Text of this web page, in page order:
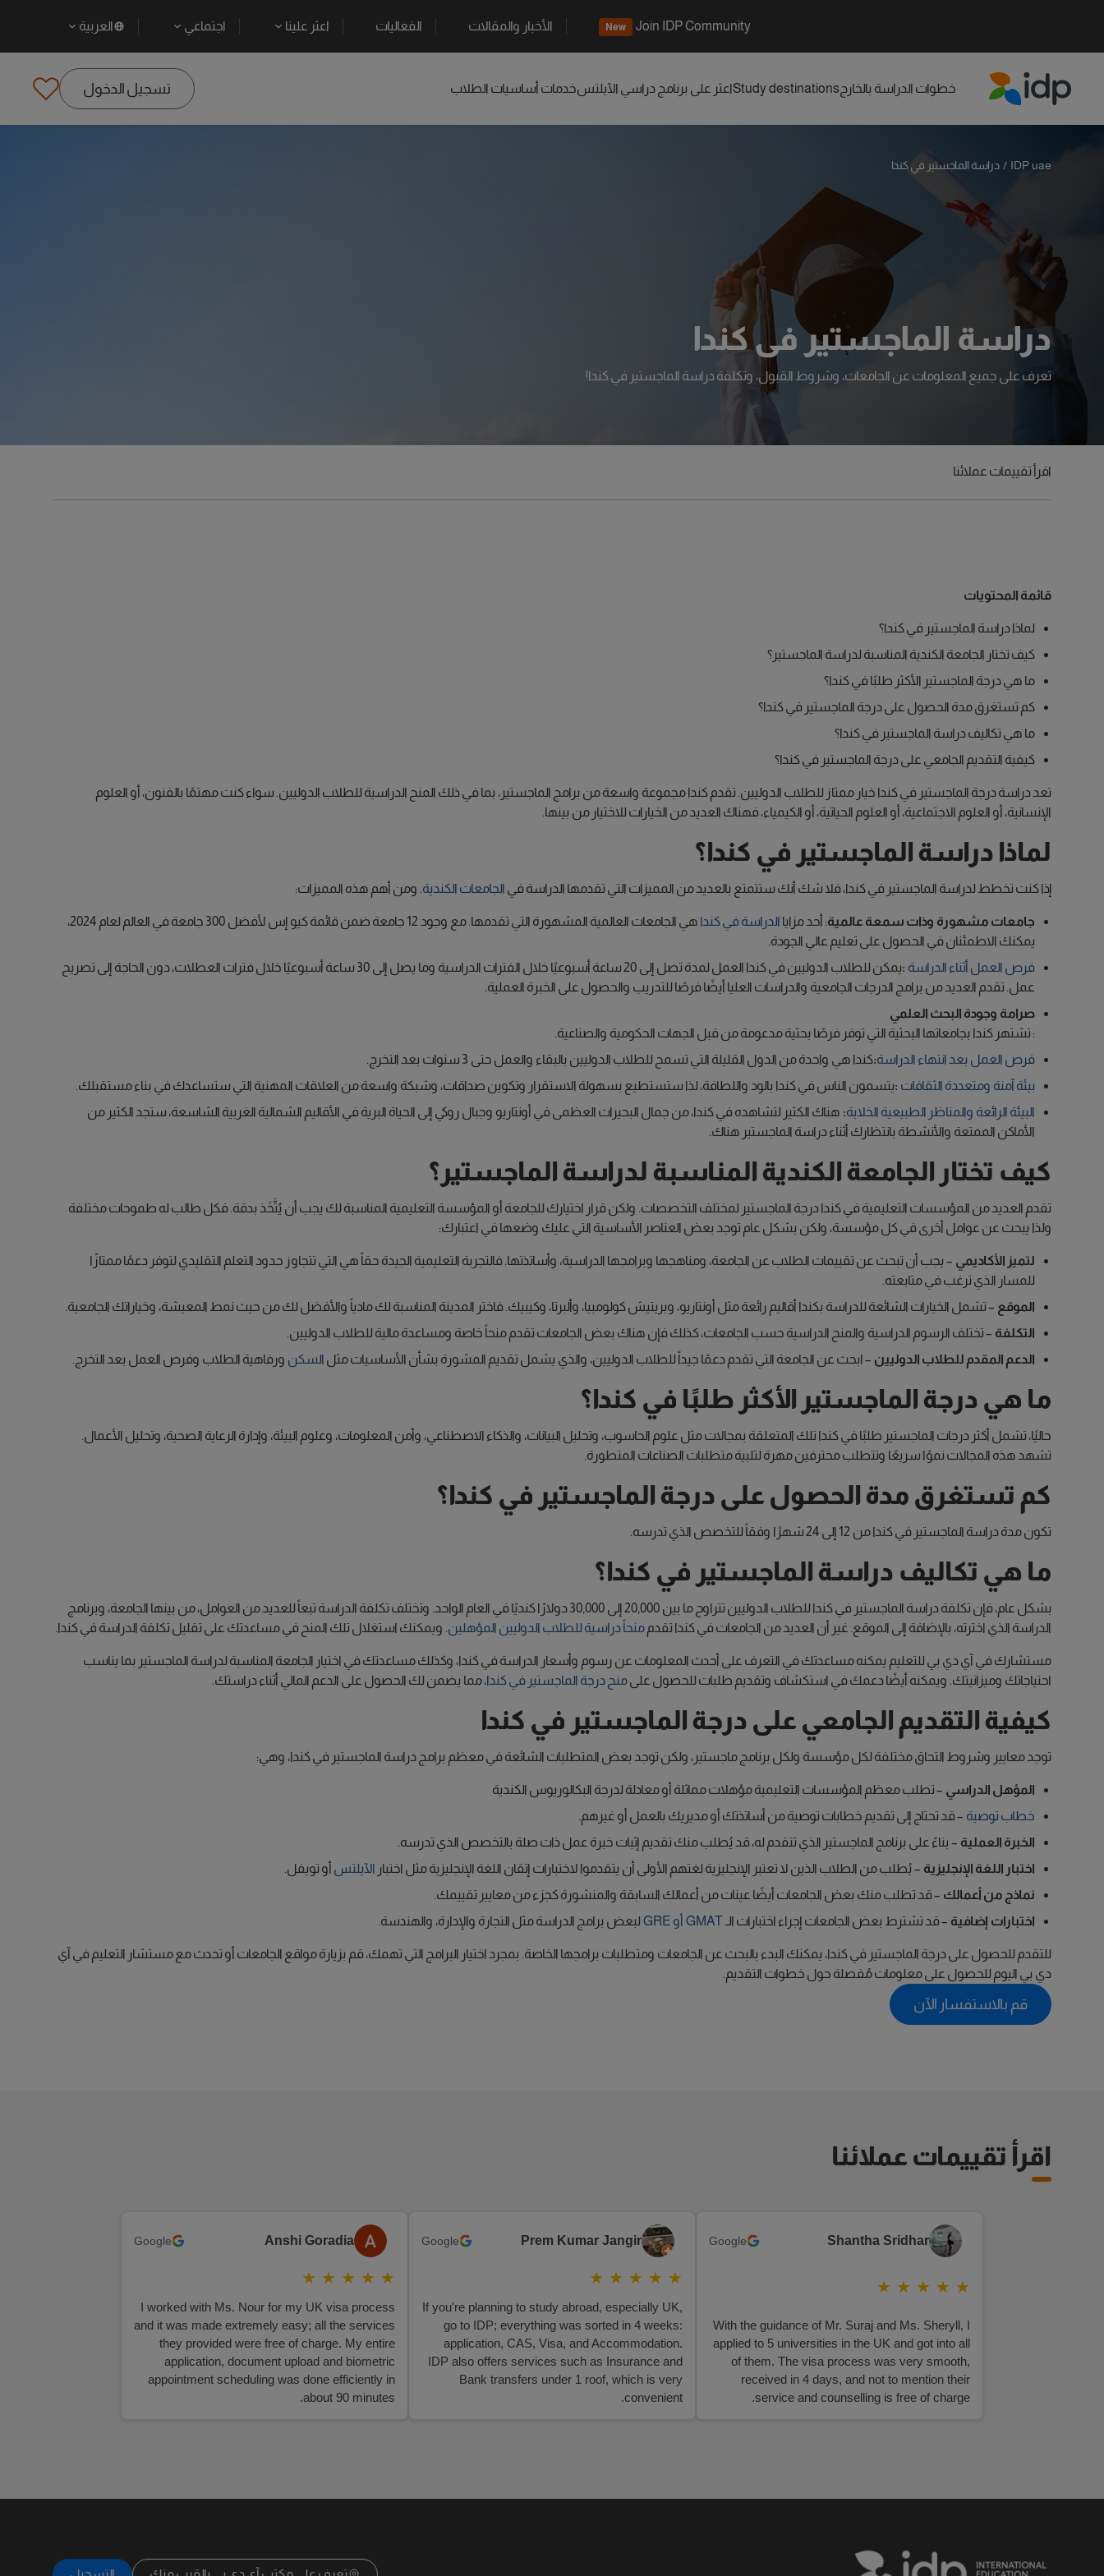
Join IDP Community
New الأخبار والمقالات الفعاليات اعثر علينا اجتماعي العربية
خطوات الدراسة بالخارج Study destinationsاعثر على برنامج دراسي الآيلتسخدمات أساسيات الطلاب تسجيل الدخول
IDP uae
/ دراسة الماجستير في كندا
دراسة الماجستير في كندا
تعرف على جميع المعلومات عن الجامعات، وشروط القبول، وتكلفة دراسة الماجستير في كندا!
اقرأ تقييمات عملائنا
قائمة المحتويات
لماذا دراسة الماجستير في كندا؟
كيف تختار الجامعة الكندية المناسبة لدراسة الماجستير؟
ما هي درجة الماجستير الأكثر طلبًا في كندا؟
كم تستغرق مدة الحصول على درجة الماجستير في كندا؟
ما هي تكاليف دراسة الماجستير في كندا؟
كيفية التقديم الجامعي على درجة الماجستير في كندا؟
تعد دراسة درجة الماجستير في كندا خيار ممتاز للطلاب الدوليين. تقدم كندا مجموعة واسعة من برامج الماجستير، بما في ذلك المنح الدراسية للطلاب الدوليين. سواء كنت مهتمًا بالفنون، أو العلوم
الإنسانية، أو العلوم الاجتماعية، أو العلوم الحياتية، أو الكيمياء، فهناك العديد من الخيارات للاختيار من بينها.
لماذا دراسة الماجستير في كندا؟
إذا كنت تخطط لدراسة الماجستير في كندا، فلا شك أنك ستتمتع بالعديد من المميزات التي تقدمها الدراسة في الجامعات الكندية . ومن أهم هذه المميزات:
جامعات مشهورة وذات سمعة عالمية: أحد مزايا الدراسة في كندا
هي الجامعات العالمية المشهورة التي تقدمها. مع وجود 12 جامعة ضمن قائمة كيو إس لأفضل 300 جامعة في العالم لعام 2024،
يمكنك الاطمئنان في الحصول على تعليم عالي الجودة.
فرص العمل أثناء الدراسة :
يمكن للطلاب الدوليين في كندا العمل لمدة تصل إلى 20 ساعة أسبوعيًا خلال الفترات الدراسية وما يصل إلى 30 ساعة أسبوعيًا خلال فترات العطلات، دون الحاجة إلى تصريح
عمل. تقدم العديد من برامج الدرجات الجامعية والدراسات العليا أيضًا فرصًا للتدريب والحصول على الخبرة العملية.
صرامة وجودة البحث العلمي
: تشتهر كندا بجامعاتها البحثية التي توفر فرصًا بحثية مدعومة من قبل الجهات الحكومية والصناعية.
فرص العمل بعد انتهاء الدراسة:كندا هي واحدة من الدول القليلة التي تسمح للطلاب الدوليين بالبقاء والعمل حتى 3 سنوات بعد التخرج.
بيئة آمنة ومتعددة الثقافات :يتسمون الناس في كندا بالود واللطافة، لذا ستستطيع بسهولة الاستقرار وتكوين صداقات، وشبكة واسعة من العلاقات المهنية التي ستساعدك في بناء مستقبلك.
البيئة الرائعة والمناظر الطبيعية الخلابة: هناك الكثير لتشاهده في كندا، من جمال البحيرات العظمى في أونتاريو وجبال روكي إلى الحياة البرية في الأقاليم الشمالية الغربية الشاسعة، ستجد الكثير من
الأماكن الممتعة والأنشطة بانتظارك أثناء دراسة الماجستير هناك.
كيف تختار الجامعة الكندية المناسبة لدراسة الماجستير؟
تقدم العديد من المؤسسات التعليمية في كندا درجة الماجستير لمختلف التخصصات. ولكن قرار اختيارك للجامعة أو المؤسسة التعليمية المناسبة لك يجب أن يُتَّخَذ بدقة. فكل طالب له طموحات مختلفة
ولذا يبحث عن عوامل أخرى في كل مؤسسة، ولكن بشكل عام توجد بعض العناصر الأساسية التي عليك وضعها في اعتبارك:
لتميز الأكاديمي – يجب أن تبحث عن تقييمات الطلاب عن الجامعة، ومناهجها وبرامجها الدراسية، وأساتذتها. فالتجربة التعليمية الجيدة حقاً هي التي تتجاوز حدود التعلم التقليدي لتوفر دعمًا ممتازًا
للمسار الذي ترغب في متابعته.
الموقع – تشمل الخيارات الشائعة للدراسة بكندا أقاليم رائعة مثل أونتاريو، وبريتيش كولومبيا، وألبرتا، وكيبيك. فاختر المدينة المناسبة لك مادياً والأفضل لك من حيث نمط المعيشة، وخياراتك الجامعية.
التكلفة – تختلف الرسوم الدراسية والمنح الدراسية حسب الجامعات، كذلك فإن هناك بعض الجامعات تقدم منحاً خاصة ومساعدة مالية للطلاب الدوليين.
الدعم المقدم للطلاب الدوليين – ابحث عن الجامعة التي تقدم دعمًا جيداً للطلاب الدوليين، والذي يشمل تقديم المشورة بشأن الأساسيات مثل السكن ورفاهية الطلاب وفرص العمل بعد التخرج.
ما هي درجة الماجستير الأكثر طلبًا في كندا؟
حاليًا، تشمل أكثر درجات الماجستير طلبًا في كندا تلك المتعلقة بمجالات مثل علوم الحاسوب، وتحليل البيانات، والذكاء الاصطناعي، وأمن المعلومات، وعلوم البيئة، وإدارة الرعاية الصحية، وتحليل الأعمال.
تشهد هذه المجالات نموًا سريعًا وتتطلب محترفين مهرة لتلبية متطلبات الصناعات المتطورة.
كم تستغرق مدة الحصول على درجة الماجستير في كندا؟
تكون مدة دراسة الماجستير في كندا من 12 إلى 24 شهرًا وفقاً للتخصص الذي تدرسه.
ما هي تكاليف دراسة الماجستير في كندا؟
بشكل عام، فإن تكلفة دراسة الماجستير في كندا للطلاب الدوليين تتراوح ما بين 20,000 إلى 30,000 دولارًا كنديًا في العام الواحد. وتختلف تكلفة الدراسة تبعاً للعديد من العوامل، من بينها الجامعة، وبرنامج
الدراسة الذي اخترته، بالإضافة إلى الموقع. غير أن العديد من الجامعات في كندا تقدم منحاً دراسية للطلاب الدوليين المؤهلين . ويمكنك استغلال تلك المنح في مساعدتك على تقليل تكلفة الدراسة في كندا.
مستشارك في آي دي بي للتعليم يمكنه مساعدتك في التعرف على أحدث المعلومات عن رسوم وأسعار الدراسة في كندا، وكذلك مساعدتك في اختيار الجامعة المناسبة لدراسة الماجستير بما يناسب
احتياجاتك وميزانيتك. ويمكنه أيضًا دعمك في استكشاف وتقديم طلبات للحصول علىمنح درجة الماجستير في كندا، مما يضمن لك الحصول على الدعم المالي أثناء دراستك.
كيفية التقديم الجامعي على درجة الماجستير في كندا
توجد معايير وشروط التحاق مختلفة لكل مؤسسة ولكل برنامج ماجستير، ولكن توجد بعض المتطلبات الشائعة في معظم برامج دراسة الماجستير في كندا، وهي:
المؤهل الدراسي – تطلب معظم المؤسسات التعليمية مؤهلات مماثلة أو معادلة لدرجة البكالوريوس الكندية
خطاب توصية – قد تحتاج إلى تقديم خطابات توصية من أساتذتك أو مديريك بالعمل أو غيرهم.
الخبرة العملية – بناءً على برنامج الماجستير الذي تتقدم له، قد يُطلب منك تقديم إثبات خبرة عمل ذات صلة بالتخصص الذي تدرسه.
اختبار اللغة الإنجليزية – يُطلب من الطلاب الذين لا تعتبر الإنجليزية لغتهم الأولى أن يتقدموا لاختبارات إتقان اللغة الإنجليزية مثل اختبار الآيلتس أو تويفل.
نماذج من أعمالك – قد تطلب منك بعض الجامعات أيضًا عينات من أعمالك السابقة والمنشورة كجزء من معايير تقييمك.
اختبارات إضافية – قد تشترط بعض الجامعات إجراء اختبارات الـ GMAT أو GRE لبعض برامج الدراسة مثل التجارة والإدارة، والهندسة.
للتقدم للحصول على درجة الماجستير في كندا، يمكنك البدء بالبحث عن الجامعات ومتطلبات برامجها الخاصة. بمجرد اختيار البرامج التي تهمك، قم بزيارة مواقع الجامعات أو تحدث مع مستشار التعليم في آي
دي بي اليوم للحصول على معلومات مُفصلة حول خطوات التقديم.
قم بالاستفسار الآن
اقرأ تقييمات عملائنا
Shantha Sridhar
Google
★
★
★
★
★
With the guidance of Mr. Suraj and Ms. Sheryll, I
applied to 5 universities in the UK and got into all
of them. The visa process was very smooth,
received in 4 days, and not to mention their
service and counselling is free of charge.
Prem Kumar Jangir
Google
★
★
★
★
★
If you're planning to study abroad, especially UK,
go to IDP; everything was sorted in 4 weeks:
application, CAS, Visa, and Accommodation.
IDP also offers services such as Insurance and
Bank transfers under 1 roof, which is very
convenient.
Anshi Goradia
Google
★
★
★
★
★
I worked with Ms. Nour for my UK visa process
and it was made extremely easy; all the services
they provided were free of charge. My entire
application, document upload and biometric
appointment scheduling was done efficiently in
about 90 minutes.